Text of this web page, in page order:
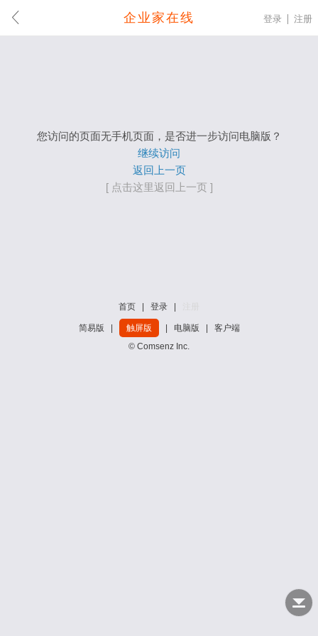
企业家在线 登录 注册
您访问的页面无手机页面，是否进一步访问电脑版？
继续访问
返回上一页
[ 点击这里返回上一页 ]
首页 登录
简易版 触屏版 电脑版
客户端
© Comsenz Inc.